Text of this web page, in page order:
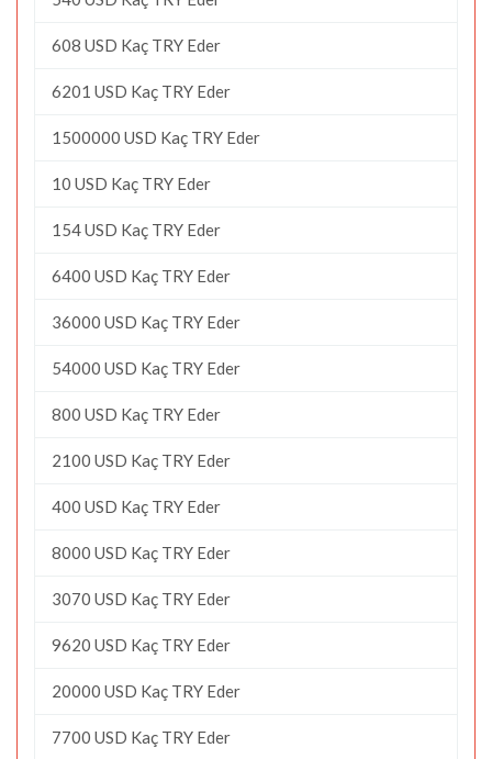
608 USD Kaç TRY Eder
6201 USD Kaç TRY Eder
1500000 USD Kaç TRY Eder
10 USD Kaç TRY Eder
154 USD Kaç TRY Eder
6400 USD Kaç TRY Eder
36000 USD Kaç TRY Eder
54000 USD Kaç TRY Eder
800 USD Kaç TRY Eder
2100 USD Kaç TRY Eder
400 USD Kaç TRY Eder
8000 USD Kaç TRY Eder
3070 USD Kaç TRY Eder
9620 USD Kaç TRY Eder
20000 USD Kaç TRY Eder
7700 USD Kaç TRY Eder